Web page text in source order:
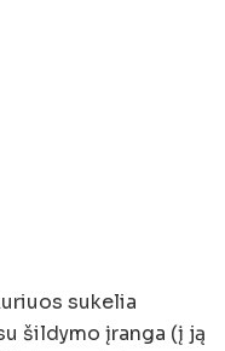
sukelia
šildymo įranga (į ją